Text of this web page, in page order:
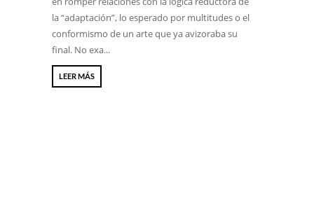
la “adaptación”, lo esperado por multitudes o el
conformismo de un arte que ya avizoraba su
final. No exa...
LEER MÁS